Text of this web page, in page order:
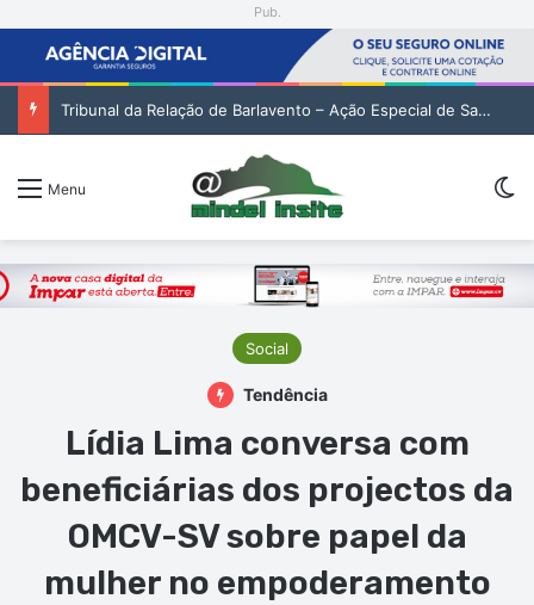
Pub.
Tribunal da Relação de Barlavento – Ação Especial de Sandra Helena Monteiro Lima (2. pub)
Menu
Social
Tendência
Lídia Lima conversa com
beneficiárias dos projectos da
OMCV-SV sobre papel da
mulher no empoderamento